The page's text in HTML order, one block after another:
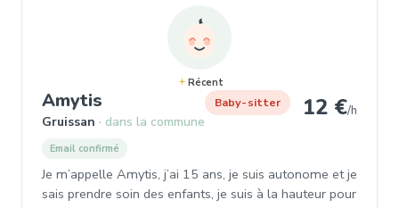
Récent
Amytis , Baby-sitter à Gruissan
Gruissan dans la commune
Baby-sitter 12 €/h
Email confirmé
Je m’appelle Amytis, j’ai 15 ans, je suis autonome et je
sais prendre soin des enfants, je suis à la hauteur pour